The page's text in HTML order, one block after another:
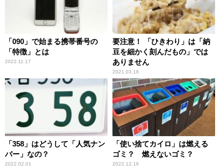
「090」で始まる携帯番号の
「特徴」とは
2022.11.17
要注意！ 「ひきわり」は「納
豆を細かく刻んだもの」では
ありません
2021.03.16
「358」はどうして「人気ナン
バー」なの？
2022.02.01
「使い捨てカイロ」は燃える
ゴミ？ 燃えないゴミ？
2022.12.16